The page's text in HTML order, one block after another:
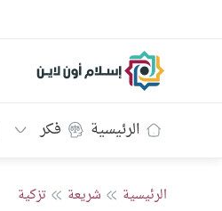
إسلام أون لاين
الرئيسية فكر
الرئيسية شريعة تزكية